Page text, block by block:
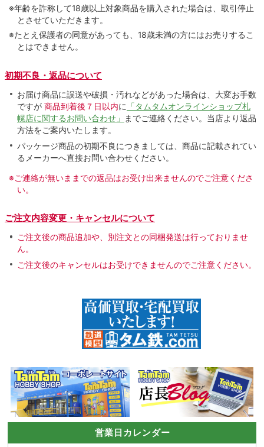
※年齢を詐称して18歳以上対象商品を購入された場合は、取引停止
とさせていただきます。
※たとえ保護者の同意があっても、18歳未満の方にはお売りするこ
とはできません。
初期不良・返品について
お届け商品に誤送や破損・汚れなどがあった場合は、大変お手数
ですが 商品到着後７日以内に 「タムタムオンラインショップ札
幌店に関するお問い合わせ」
までご連絡ください。当店より返品
方法をご案内いたします。
パッケージ商品の初期不良につきましては、商品に記載されてい
るメーカーへ直接お問い合わせください。
※ご連絡が無いままでの返品はお受け出来ませんのでご注意くださ
い。
ご注文内容変更・キャンセルについて
ご注文後の商品追加や、別注文との同梱発送は行っておりませ
ん。
ご注文後のキャンセルはお受けできませんのでご注意ください。
営業日カレンダー